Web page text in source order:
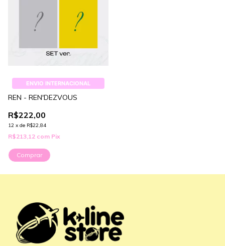
ENVIO INTERNACIONAL
REN - REN'DEZVOUS
R$222,00
12 x de R$22,84
R$213,12 com Pix
Comprar